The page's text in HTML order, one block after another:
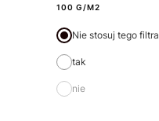
100 G/M2
Nie stosuj tego filtra
tak
nie